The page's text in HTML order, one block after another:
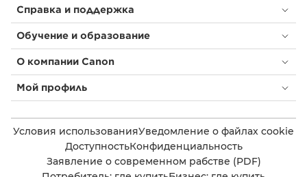
Справка и поддержка
Обучение и образование
О компании Canon
Мой профиль
Условия использованияУведомление о файлах cookie
ДоступностьКонфиденциальность
Заявление о современном рабстве (PDF)